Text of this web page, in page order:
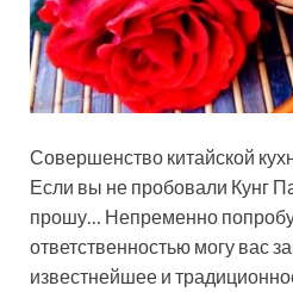
Совершенство китайской
Если вы не пробовали Кунг
прошу… Непременно
ответственностью могу вас
известнейшее и